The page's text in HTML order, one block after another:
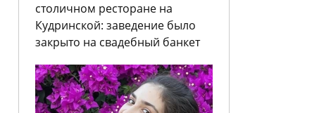
столичном ресторане на
Кудринской: заведение было
закрыто на свадебный банкет